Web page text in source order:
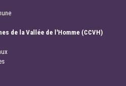
de la Vallée de l'Homme (CCVH)